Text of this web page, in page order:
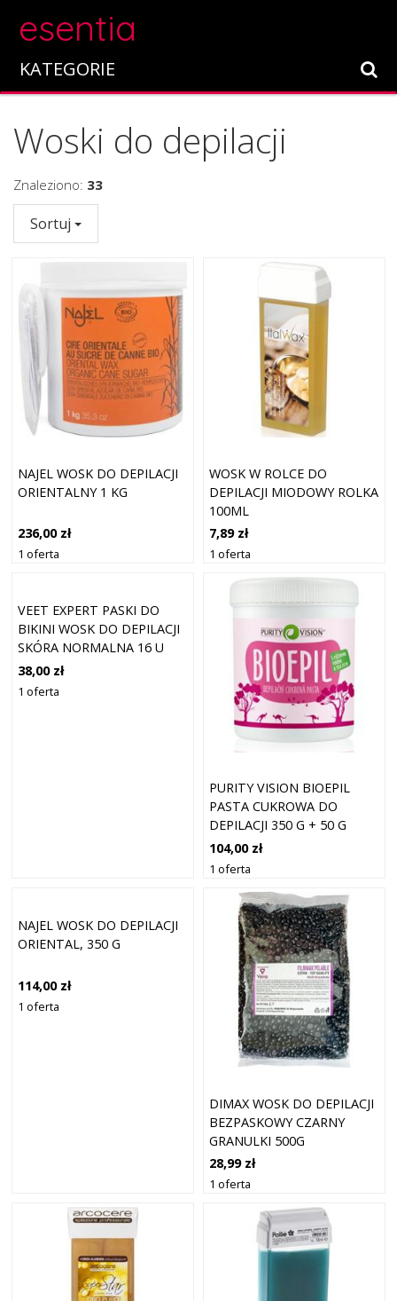
esentia
KATEGORIE
Woski do depilacji
Znaleziono: 33
Sortuj
NAJEL WOSK DO DEPILACJI
ORIENTALNY 1 KG
236,00 zł
1 oferta
WOSK W ROLCE DO
DEPILACJI MIODOWY ROLKA
100ML
7,89 zł
1 oferta
VEET EXPERT PASKI DO
BIKINI WOSK DO DEPILACJI
SKÓRA NORMALNA 16 U
38,00 zł
1 oferta
PURITY VISION BIOEPIL
PASTA CUKROWA DO
DEPILACJI 350 G + 50 G
EXTRA
104,00 zł
1 oferta
NAJEL WOSK DO DEPILACJI
ORIENTAL, 350 G
114,00 zł
1 oferta
DIMAX WOSK DO DEPILACJI
BEZPASKOWY CZARNY
GRANULKI 500G
28,99 zł
1 oferta